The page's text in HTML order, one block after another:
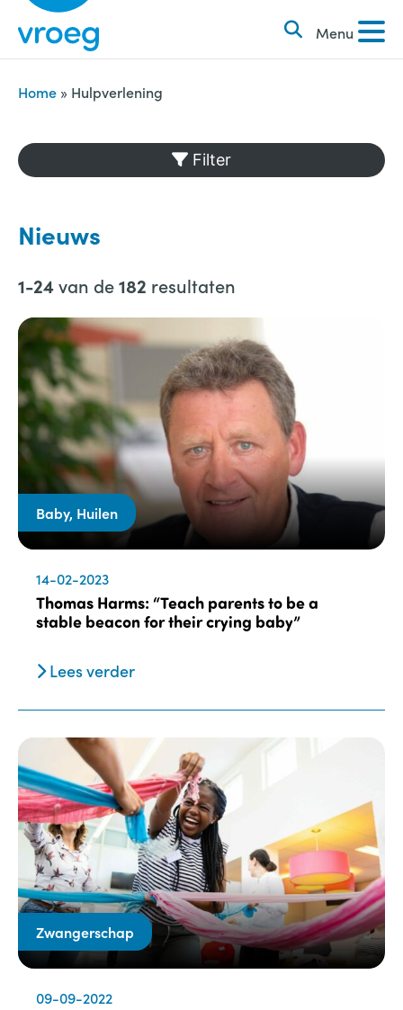
i
Menu
k
e
n
n
a
Home » Hulpverlening
Filter
Nieuws
1-24van de182 resultaten
Baby, Huilen
14-02-2023
Thomas Harms: “Teach parents to be a
stable beacon for their crying baby”
Lees verder
Zwangerschap
09-09-2022